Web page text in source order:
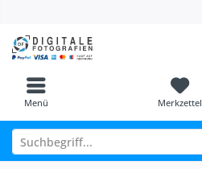
Menü Merkzettel